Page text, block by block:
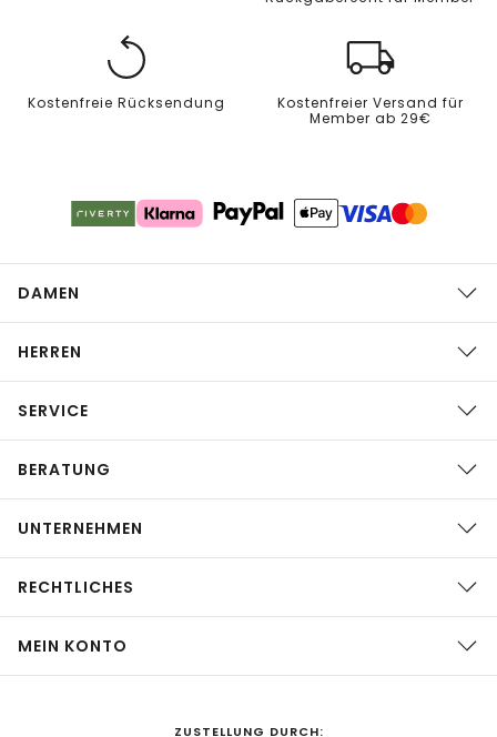
Kostenfreie Rücksendung
Kostenfreier Versand für
Member ab 29€
DAMEN
HERREN
SERVICE
BERATUNG
UNTERNEHMEN
RECHTLICHES
MEIN KONTO
ZUSTELLUNG DURCH: